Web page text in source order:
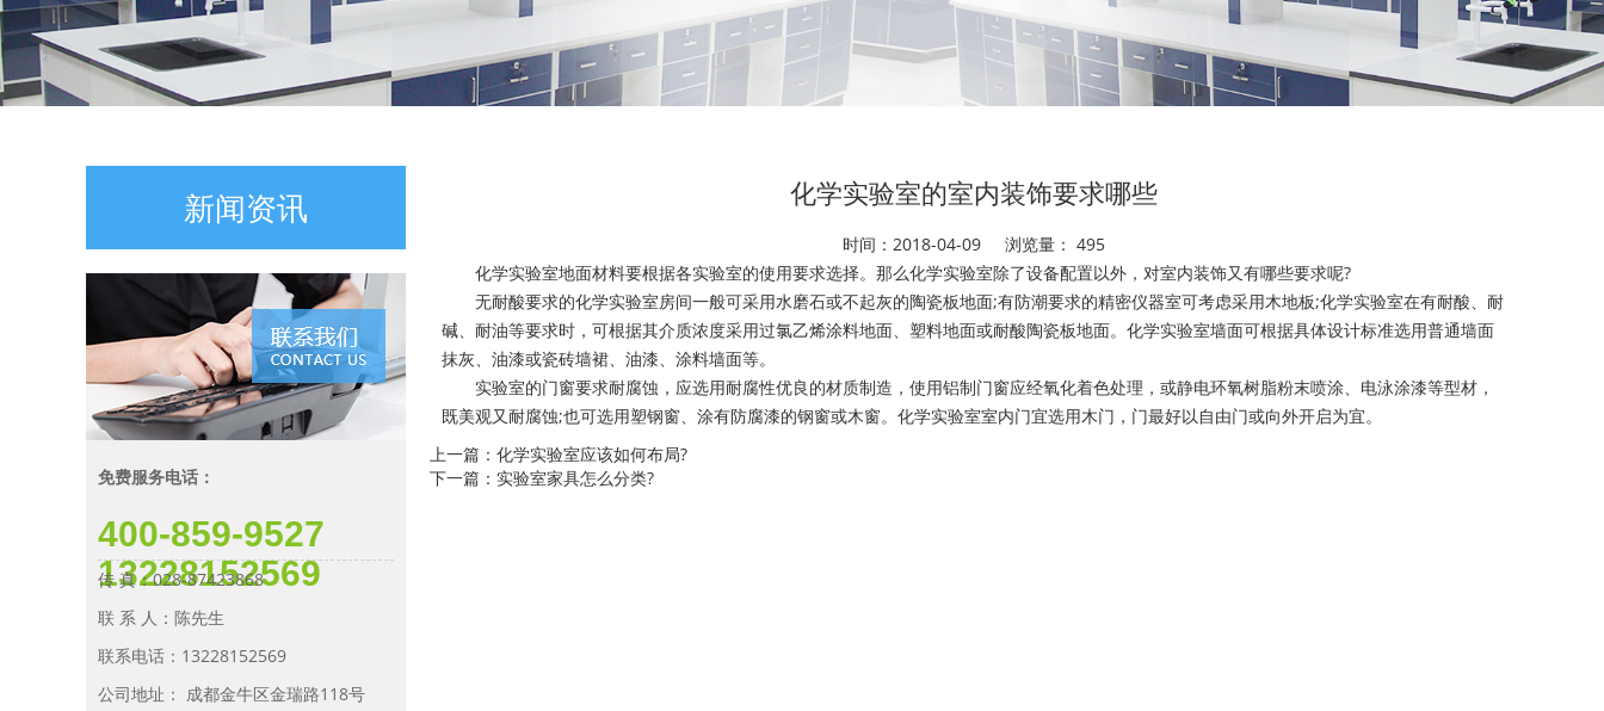
新闻资讯
免费服务电话：
400-859-9527
13228152569
传 真：028-87423868
联 系 人：陈先生
联系电话：13228152569
公司地址： 成都金牛区金瑞路118号
化学实验室的室内装饰要求哪些
时间：2018-04-09 浏览量： 495
化学实验室地面材料要根据各实验室的使用要求选择。那么化学实验室除了设备配置以外，对室内装饰又有哪些要求呢?
无耐酸要求的化学实验室房间一般可采用水磨石或不起灰的陶瓷板地面;有防潮要求的精密仪器室可考虑采用木地板;化学实验室在有耐酸、耐
碱、耐油等要求时，可根据其介质浓度采用过氯乙烯涂料地面、塑料地面或耐酸陶瓷板地面。化学实验室墙面可根据具体设计标准选用普通墙面
抹灰、油漆或瓷砖墙裙、油漆、涂料墙面等。
实验室的门窗要求耐腐蚀，应选用耐腐性优良的材质制造，使用铝制门窗应经氧化着色处理，或静电环氧树脂粉末喷涂、电泳涂漆等型材，
既美观又耐腐蚀;也可选用塑钢窗、涂有防腐漆的钢窗或木窗。化学实验室室内门宜选用木门，门最好以自由门或向外开启为宜。
上一篇：化学实验室应该如何布局?
下一篇：实验室家具怎么分类?